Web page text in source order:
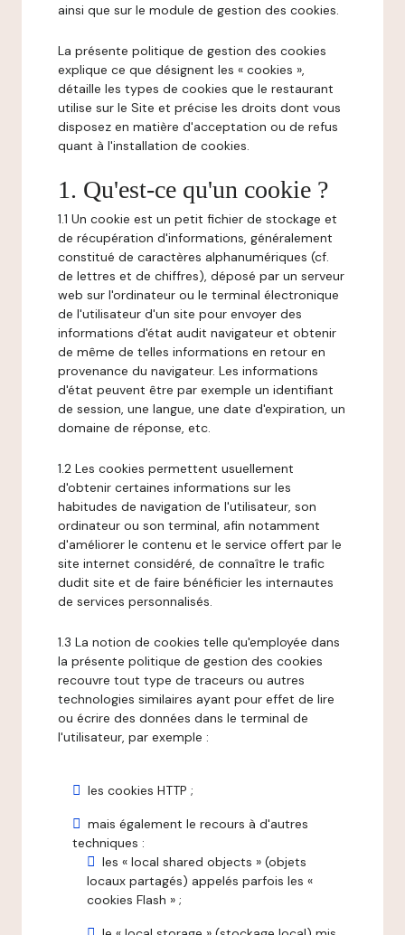
ainsi que sur le module de gestion des cookies.
La présente politique de gestion des cookies
explique ce que désignent les « cookies »,
détaille les types de cookies que le restaurant
utilise sur le Site et précise les droits dont vous
disposez en matière d'acceptation ou de refus
quant à l'installation de cookies.
1. Qu'est-ce qu'un cookie ?
1.1 Un cookie est un petit fichier de stockage et
de récupération d'informations, généralement
constitué de caractères alphanumériques (cf.
de lettres et de chiffres), déposé par un serveur
web sur l'ordinateur ou le terminal électronique
de l'utilisateur d'un site pour envoyer des
informations d'état audit navigateur et obtenir
de même de telles informations en retour en
provenance du navigateur. Les informations
d'état peuvent être par exemple un identifiant
de session, une langue, une date d'expiration, un
domaine de réponse, etc.
1.2 Les cookies permettent usuellement
d'obtenir certaines informations sur les
habitudes de navigation de l'utilisateur, son
ordinateur ou son terminal, afin notamment
d'améliorer le contenu et le service offert par le
site internet considéré, de connaître le trafic
dudit site et de faire bénéficier les internautes
de services personnalisés.
1.3 La notion de cookies telle qu'employée dans
la présente politique de gestion des cookies
recouvre tout type de traceurs ou autres
technologies similaires ayant pour effet de lire
ou écrire des données dans le terminal de
l'utilisateur, par exemple :
les cookies HTTP ;
mais également le recours à d'autres
techniques :
les « local shared objects » (objets
locaux partagés) appelés parfois les «
cookies Flash » ;